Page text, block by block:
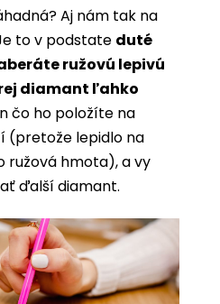
Aj nám tak na
to v podstate duté
ružovú lepivú
diamant ľahko
čo ho položíte na
(pretože lepidlo na
ružová hmota), a vy
ďalší diamant.